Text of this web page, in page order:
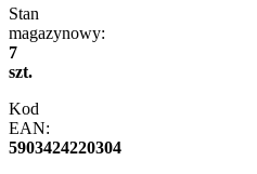
Stan
magazynowy:
7
szt.
Kod
EAN:
5903424220304